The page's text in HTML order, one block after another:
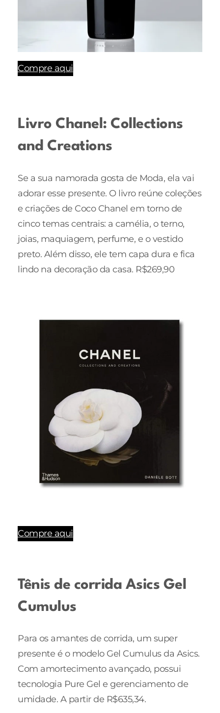
Compre aqui
Livro Chanel: Collections
and Creations
Se a sua namorada gosta de Moda, ela vai
adorar esse presente. O livro reúne coleções
e criações de Coco Chanel em torno de
cinco temas centrais: a camélia, o terno,
joias, maquiagem, perfume, e o vestido
preto. Além disso, ele tem capa dura e fica
lindo na decoração da casa. R$269,90
Compre aqui
Tênis de corrida Asics Gel
Cumulus
Para os amantes de corrida, um super
presente é o modelo Gel Cumulus da Asics.
Com amortecimento avançado, possui
tecnologia Pure Gel e gerenciamento de
umidade. A partir de R$635,34.